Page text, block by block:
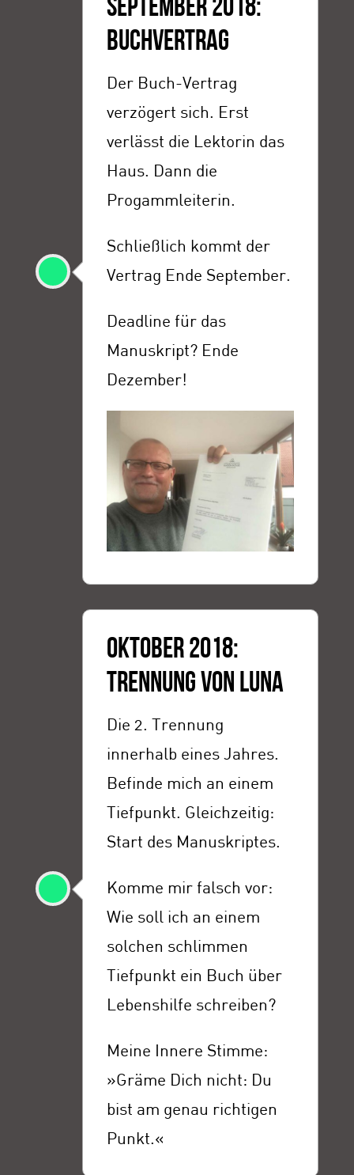
SEPTEMBER 2018:
BUCHVERTRAG
Der Buch-Vertrag
verzögert sich. Erst
verlässt die Lektorin das
Haus. Dann die
Progammleiterin.
Schließlich kommt der
Vertrag Ende September.
Deadline für das
Manuskript? Ende
Dezember!
OKTOBER 2018:
TRENNUNG VON LUNA
Die 2. Trennung
innerhalb eines Jahres.
Befinde mich an einem
Tiefpunkt. Gleichzeitig:
Start des Manuskriptes.
Komme mir falsch vor:
Wie soll ich an einem
solchen schlimmen
Tiefpunkt ein Buch über
Lebenshilfe schreiben?
Meine Innere Stimme:
»Gräme Dich nicht: Du
bist am genau richtigen
Punkt.«